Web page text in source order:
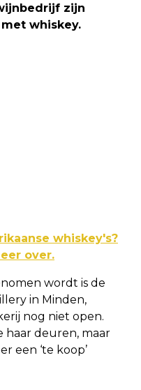
zijn
whiskey.
whiskey's?
over.
wordt is de
in Minden,
nog niet open.
haar deuren, maar
een ‘te koop’